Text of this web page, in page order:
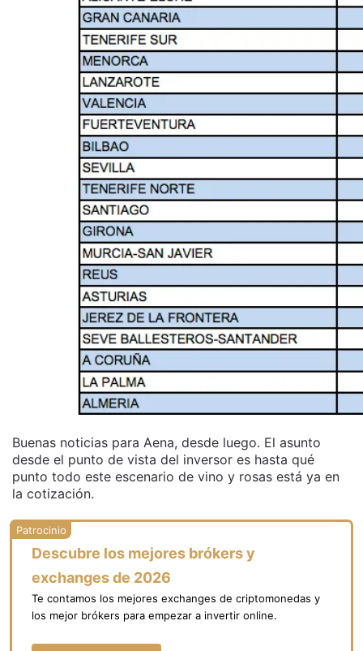
Buenas noticias para Aena, desde luego. El asunto
desde el punto de vista del inversor es hasta qué
punto todo este escenario de vino y rosas está ya en
la cotización.
Descubre los mejores brókers y
exchanges de 2026
Te contamos los mejores exchanges de criptomonedas y
los mejor brókers para empezar a invertir online.